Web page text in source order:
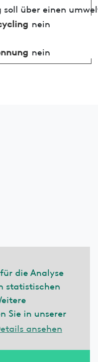
die Analyse
statistischen
Sie in unserer
ansehen
soll über einen
nein
nein